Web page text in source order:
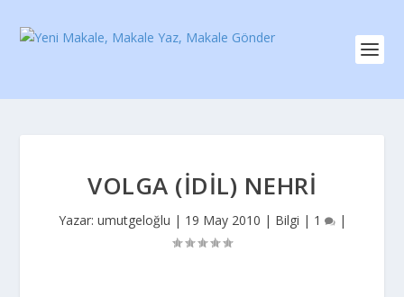
VOLGA (İDIL) NEHRI
Yazar: umutgeloğlu | 19 May 2010 | Bilgi | 1 |